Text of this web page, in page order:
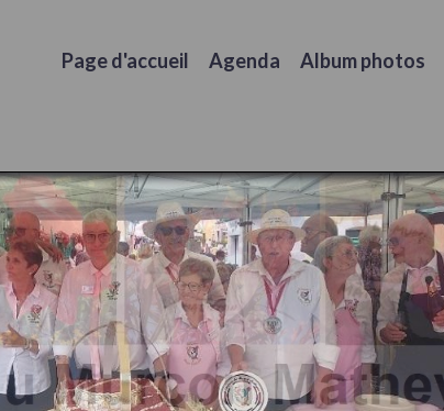
Page d'accueil Agenda Album photos